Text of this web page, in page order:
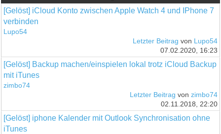
[Gelöst] iCloud Konto zwischen Apple Watch 4 und IPhone 7
verbinden
Lupo54
Letzter Beitrag von Lupo54
07.02.2020, 16:23
[Gelöst] Backup machen/einspielen lokal trotz iCloud Backup
mit iTunes
zimbo74
Letzter Beitrag von zimbo74
02.11.2018, 22:20
[Gelöst] iphone Kalender mit Outlook Synchronisation ohne
iTunes